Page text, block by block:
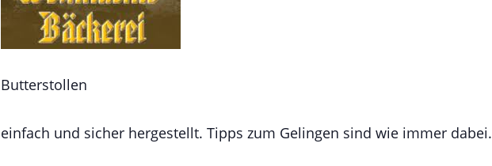
Butterstollen
einfach und sicher hergestellt. Tipps zum Gelingen sind wie immer dabei.